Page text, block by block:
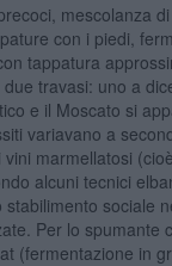
mescolanza
con i piedi,
tappatura
travasi: uno a
e il Moscato si
variavano a
marmellatosi
alcuni tecnici
sociale
Per lo spumante
(fermentazione in